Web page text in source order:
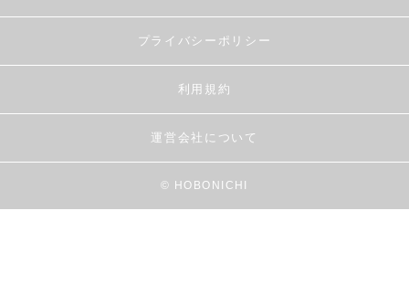
プライバシーポリシー
利用規約
運営会社について
© HOBONICHI